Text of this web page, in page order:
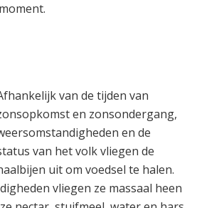
van de tijden van
en zonsondergang,
en de
van het volk vliegen de
uit om voedsel te halen.
vliegen ze massaal heen